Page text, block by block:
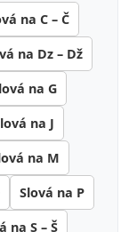
na C – Č
na Dz – Dž
na G
na J
na M
Slová na P
na S – Š